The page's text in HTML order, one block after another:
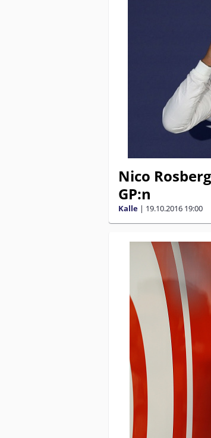
Nico
GP:n
Kalle | 19.10.2016 19:00